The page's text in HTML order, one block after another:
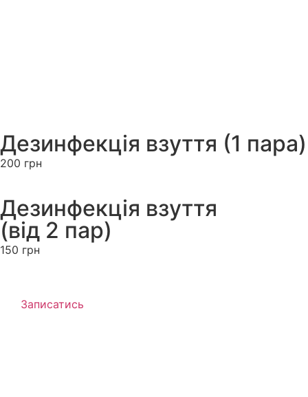
Дезинфекція взуття (1 пара)
200 грн
Дезинфекція взуття
(від 2 пар)
150 грн
Записатись